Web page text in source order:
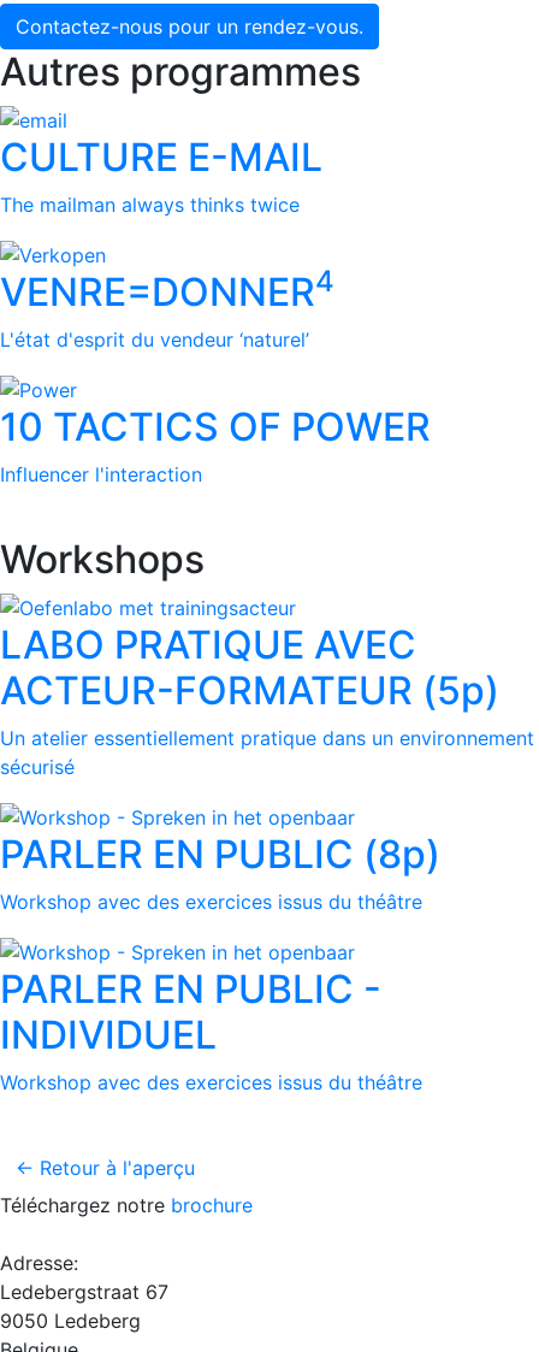
Contactez-nous pour un rendez-vous.
Autres programmes
CULTURE E-MAIL
The mailman always thinks twice
VENRE=DONNER4
L'état d'esprit du vendeur ‘naturel’
10 TACTICS OF POWER
Influencer l'interaction
Workshops
LABO PRATIQUE AVEC
ACTEUR-FORMATEUR (5p)
Un atelier essentiellement pratique dans un environnement
sécurisé
PARLER EN PUBLIC (8p)
Workshop avec des exercices issus du théâtre
PARLER EN PUBLIC -
INDIVIDUEL
Workshop avec des exercices issus du théâtre
← Retour à l'aperçu
Téléchargez notre brochure
Adresse:
Ledebergstraat 67
9050 Ledeberg